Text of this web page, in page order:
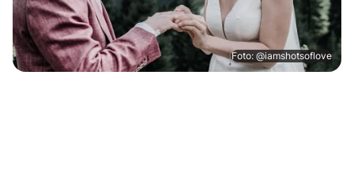
Foto: @iamshotsoflove